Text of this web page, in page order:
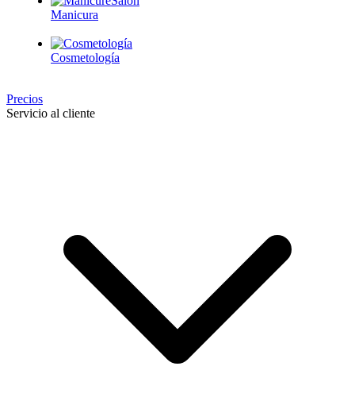
Manicura
Cosmetología
Precios
Servicio al cliente